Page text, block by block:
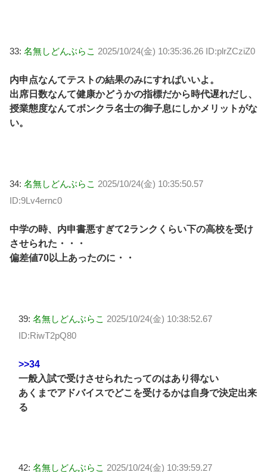
33: 名無しどんぶらこ 2025/10/24(金) 10:35:36.26 ID:plrZCziZ0
内申点なんてテストの結果のみにすればいいよ。
出席日数なんて健康かどうかの指標だから時代遅れだし、
授業態度なんてボンクラ名士の御子息にしかメリットがな
い。
34: 名無しどんぶらこ 2025/10/24(金) 10:35:50.57
ID:9Lv4ernc0
中学の時、内申書悪すぎて2ランクくらい下の高校を受け
させられた・・・
偏差値70以上あったのに・・
39: 名無しどんぶらこ 2025/10/24(金) 10:38:52.67
ID:RiwT2pQ80
>>34
一般入試で受けさせられたってのはあり得ない
あくまでアドバイスでどこを受けるかは自身で決定出来
る
42: 名無しどんぶらこ 2025/10/24(金) 10:39:59.27